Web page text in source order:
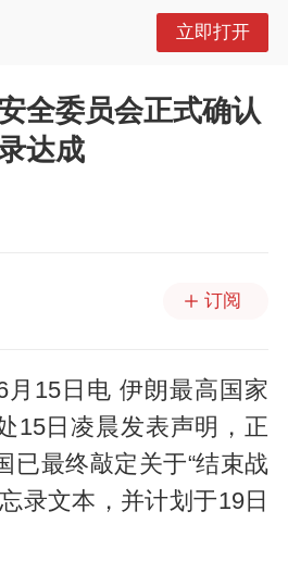
立即打开
全委员会正式确认
达成
订阅
15日电 伊朗最高国家
15日凌晨发表声明，正
已最终敲定关于“结束战
录文本，并计划于19日